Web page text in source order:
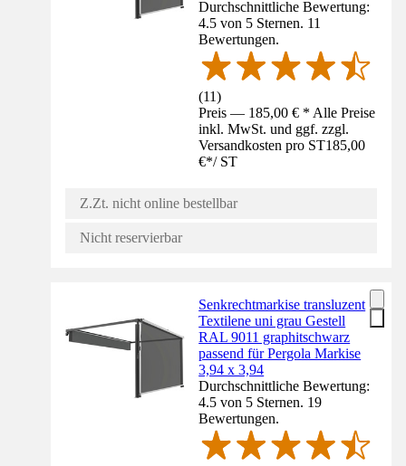
Durchschnittliche Bewertung:
4.5 von 5 Sternen. 11
Bewertungen.
(11)
Preis — 185,00 € * Alle Preise
inkl. MwSt. und ggf. zzgl.
Versandkosten pro ST185,00
€*/ ST
Z.Zt. nicht online bestellbar
Nicht reservierbar
Senkrechtmarkise transluzent
Textilene uni grau Gestell
RAL 9011 graphitschwarz
passend für Pergola Markise
3,94 x 3,94
Durchschnittliche Bewertung:
4.5 von 5 Sternen. 19
Bewertungen.